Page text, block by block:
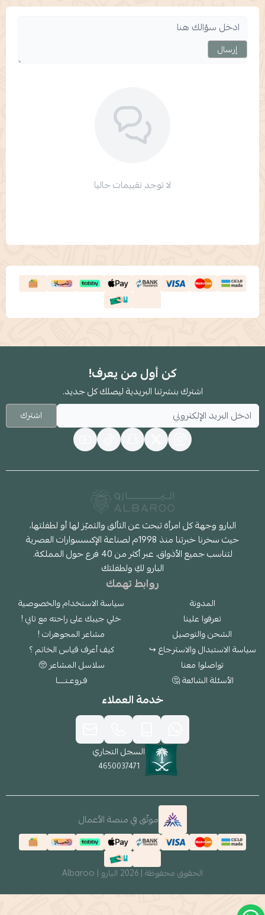
إرسال
لا توجد تقييمات حاليا
كن أول من يعرف!
اشترك بنشرتنا البريدية ليصلك كل جديد.
اشترك
البارو وجهة كل امرأة تبحث عن التألق والتميّز لها أو لطفلتها،
حيث سخرنا خبرتنا منذ 1998م لصناعة الإكسسوارات العصرية
لتناسب جميع الأذواق، عبر أكثر من 40 فرع حول المملكة.
البارو لكِ ولطفلتك
روابط تهمك
المدونة
تعرفوا علينا
الشحن والتوصيل
سياسة الاستبدال والاسترجاع ↪
تواصلوا معنا
الأسئلة الشائعة 🤔
سياسة الاستخدام والخصوصية
خلي جيبك على راحته مع تابي !
مشاعر المجوهرات !
كيف أعرف قياس الخاتم ؟
سلاسل المشاعر 🥺
فـروعـنــــا
خدمة العملاء
السجل التجاري
4650037471
موثّق في منصة الأعمال
الحقوق محفوظة | 2026 البارو | Albaroo